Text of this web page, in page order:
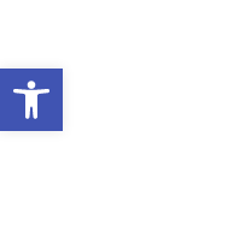
Abrir a barra